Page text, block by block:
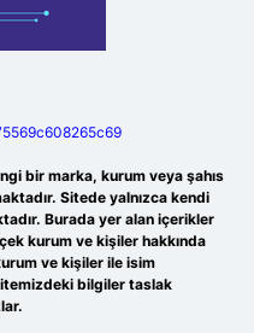
bir marka, kurum veya şahıs
Sitede yalnızca kendi
Burada yer alan içerikler
kurum ve kişiler hakkında
ve kişiler ile isim
bilgiler taslak